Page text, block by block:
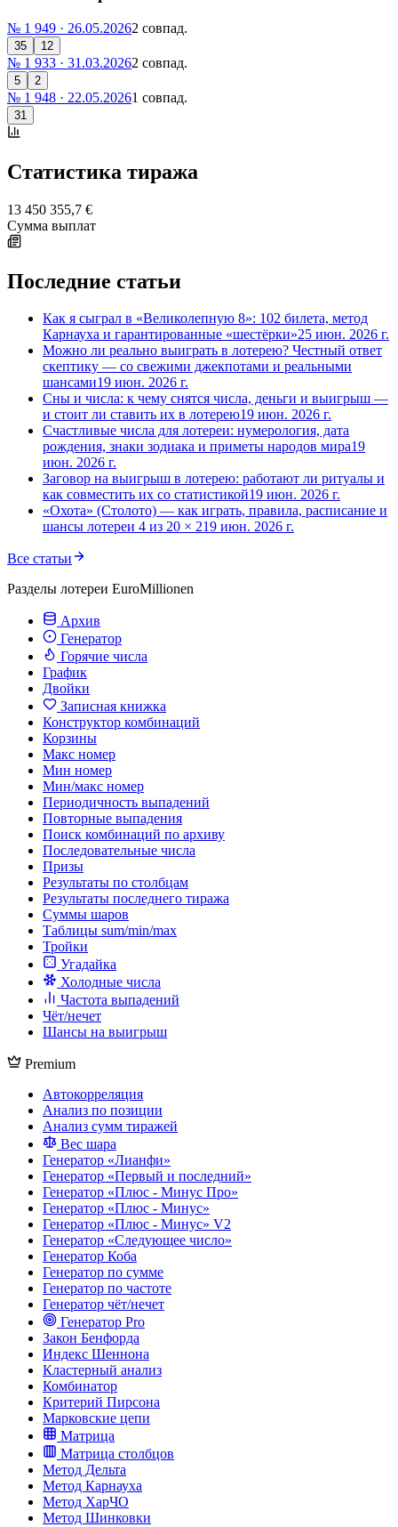
№ 1 949 · 26.05.20262 совпад.
35 12
№ 1 933 · 31.03.20262 совпад.
5 2
№ 1 948 · 22.05.20261 совпад.
31
Статистика тиража
13 450 355,7 €
Сумма выплат
Последние статьи
Как я сыграл в «Великолепную 8»: 102 билета, метод
Карнауха и гарантированные «шестёрки»25 июн. 2026 г.
Можно ли реально выиграть в лотерею? Честный ответ
скептику — со свежими джекпотами и реальными
шансами19 июн. 2026 г.
Сны и числа: к чему снятся числа, деньги и выигрыш —
и стоит ли ставить их в лотерею19 июн. 2026 г.
Счастливые числа для лотереи: нумерология, дата
рождения, знаки зодиака и приметы народов мира19
июн. 2026 г.
Заговор на выигрыш в лотерею: работают ли ритуалы и
как совместить их со статистикой19 июн. 2026 г.
«Охота» (Столото) — как играть, правила, расписание и
шансы лотереи 4 из 20 × 219 июн. 2026 г.
Все статьи
Разделы лотереи EuroMillionen
Архив
Генератор
Горячие числа
График
Двойки
Записная книжка
Конструктор комбинаций
Корзины
Макс номер
Мин номер
Мин/макс номер
Периодичность выпадений
Повторные выпадения
Поиск комбинаций по архиву
Последовательные числа
Призы
Результаты по столбцам
Результаты последнего тиража
Суммы шаров
Таблицы sum/min/max
Тройки
Угадайка
Холодные числа
Частота выпадений
Чёт/нечет
Шансы на выигрыш
Premium
Автокорреляция
Анализ по позиции
Анализ сумм тиражей
Вес шара
Генератор «Лианфи»
Генератор «Первый и последний»
Генератор «Плюс - Минус Про»
Генератор «Плюс - Минус»
Генератор «Плюс - Минус» V2
Генератор «Следующее число»
Генератор Коба
Генератор по сумме
Генератор по частоте
Генератор чёт/нечет
Генератор Pro
Закон Бенфорда
Индекс Шеннона
Кластерный анализ
Комбинатор
Критерий Пирсона
Марковские цепи
Матрица
Матрица столбцов
Метод Дельта
Метод Карнауха
Метод ХарЧО
Метод Шинковки